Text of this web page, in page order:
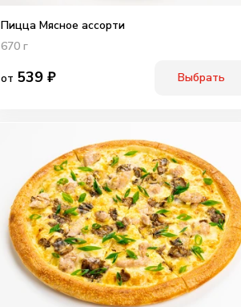
Пицца Мясное ассорти
670 г
от 539₽ Выбрать